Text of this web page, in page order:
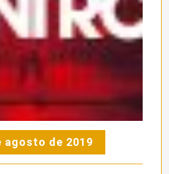
agosto de 2019